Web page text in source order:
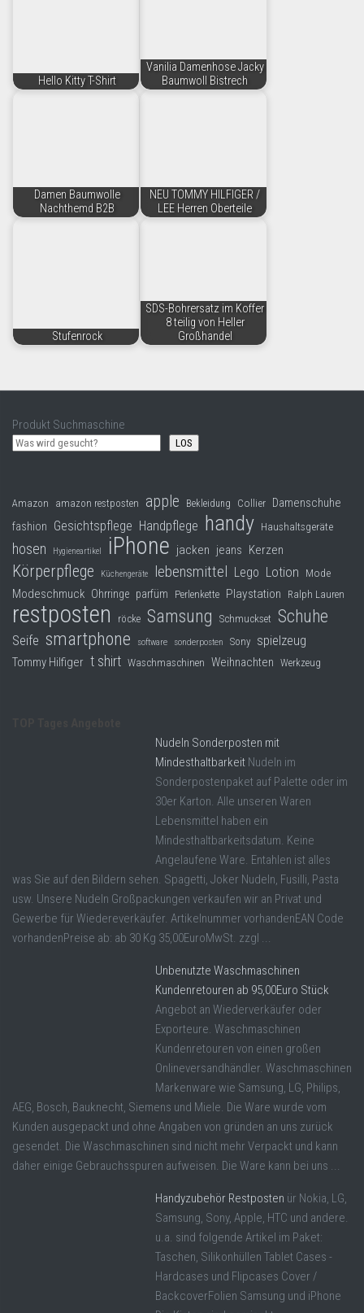
Hello Kitty T-Shirt
Vanilia Damenhose Jacky
Baumwoll Bistrech
Damen Baumwolle
Nachthemd B2B
NEU TOMMY HILFIGER /
LEE Herren Oberteile
Stufenrock
SDS-Bohrersatz im Koffer
8 teilig von Heller
Großhandel
Produkt Suchmaschine
LOS
Amazon amazon restposten apple Bekleidung Collier Damenschuhe
fashion Gesichtspflege Handpflege handy Haushaltsgeräte
hosen Hygieneartikel iPhone jacken jeans Kerzen
Körperpflege Küchengeräte lebensmittel Lego Lotion Mode
Modeschmuck Ohrringe parfüm Perlenkette Playstation Ralph Lauren
restposten röcke Samsung Schmuckset Schuhe
Seife smartphone software sonderposten Sony spielzeug
Tommy Hilfiger t shirt Waschmaschinen Weihnachten Werkzeug
Nudeln Sonderposten mit
Mindesthaltbarkeit Nudeln im
Sonderpostenpaket auf Palette oder im
30er Karton. Alle unseren Waren
Lebensmittel haben ein
Mindesthaltbarkeitsdatum. Keine
Angelaufene Ware. Entahlen ist alles
was Sie auf den Bildern sehen. Spagetti, Joker Nudeln, Fusilli, Pasta
usw. Unsere Nudeln Großpackungen verkaufen wir an Privat und
Gewerbe für Wiedereverkäufer. Artikelnummer vorhandenEAN Code
vorhandenPreise ab: ab 30 Kg 35,00EuroMwSt. zzgl ...
Unbenutzte Waschmaschinen
Kundenretouren ab 95,00Euro Stück
Angebot an Wiederverkäufer oder
Exporteure. Waschmaschinen
Kundenretouren von einen großen
Onlineversandhändler. Waschmaschinen
Markenware wie Samsung, LG, Philips,
AEG, Bosch, Bauknecht, Siemens und Miele. Die Ware wurde vom
Kunden ausgepackt und ohne Angaben von gründen an uns zurück
gesendet. Die Waschmaschinen sind nicht mehr Verpackt und kann
daher einige Gebrauchsspuren aufweisen. Die Ware kann bei uns ...
Handyzubehör Restposten ür Nokia, LG,
Samsung, Sony, Apple, HTC und andere.
u.a. sind folgende Artikel im Paket:
Taschen, Silikonhüllen Tablet Cases -
Hardcases und Flipcases Cover /
BackcoverFolien Samsung und iPhone